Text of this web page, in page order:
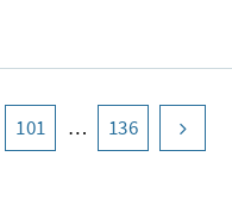
Seite
101 Seite
136